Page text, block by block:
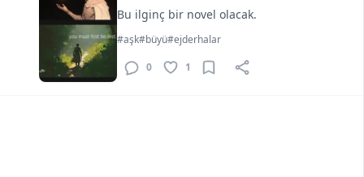
Bu ilginç bir novel olacak.
#aşk#büyü#ejderhalar
0
1